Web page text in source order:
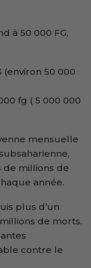
à 50 000 FG,
(environ 50 000
fg ( 5 000 000
mensuelle
de millions de
année.
plus d’un
de morts.
contre le